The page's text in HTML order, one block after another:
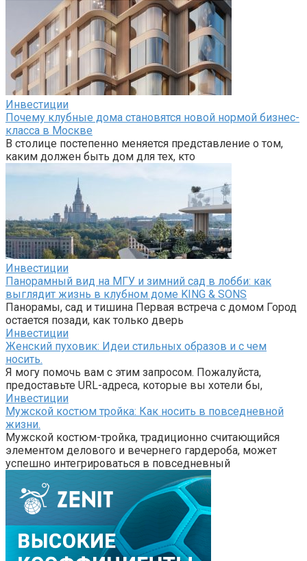
Инвестиции
Почему клубные дома становятся новой нормой бизнес-
класса в Москве
В столице постепенно меняется представление о том,
каким должен быть дом для тех, кто
Инвестиции
Панорамный вид на МГУ и зимний сад в лобби: как
выглядит жизнь в клубном доме KING & SONS
Панорамы, сад и тишина Первая встреча с домом Город
остается позади, как только дверь
Инвестиции
Женский пуховик: Идеи стильных образов и с чем
носить.
Я могу помочь вам с этим запросом. Пожалуйста,
предоставьте URL-адреса, которые вы хотели бы,
Инвестиции
Мужской костюм тройка: Как носить в повседневной
жизни.
Мужской костюм-тройка, традиционно считающийся
элементом делового и вечернего гардероба, может
успешно интегрироваться в повседневный